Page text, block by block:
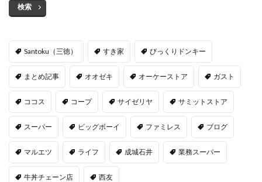
検索
Santoku（三徳） すき家 びっくりドンキー
まとめ記事 オオゼキ オーケーストア ガスト
ココス コープ サイゼリヤ サミットストア
スーパー ビッグボーイ ファミレス ブログ
マルエツ ライフ 成城石井 業務スーパー
牛丼チェーン店 西友